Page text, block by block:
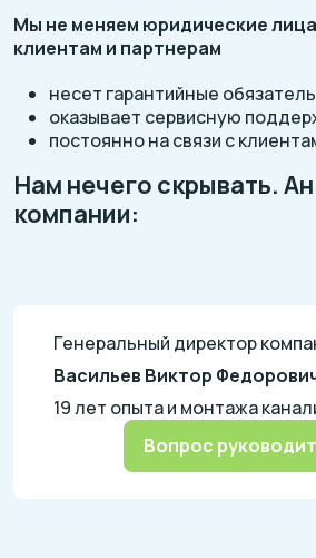
Мы не меняем юридические
клиентам и партнерам
несет гарантийные
оказывает сервисную
постоянно на связи с
Нам нечего скрывать.
компании:
Генеральный директор
Васильев Виктор
19 лет опыта и монтажа
Вопрос